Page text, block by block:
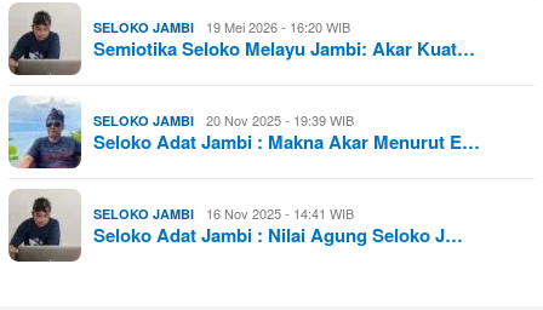
SELOKO JAMBI 19 Mei 2026 - 16:20 WIB
Semiotika Seloko Melayu Jambi: Akar Kuat…
SELOKO JAMBI 20 Nov 2025 - 19:39 WIB
Seloko Adat Jambi : Makna Akar Menurut E…
SELOKO JAMBI 16 Nov 2025 - 14:41 WIB
Seloko Adat Jambi : Nilai Agung Seloko J…